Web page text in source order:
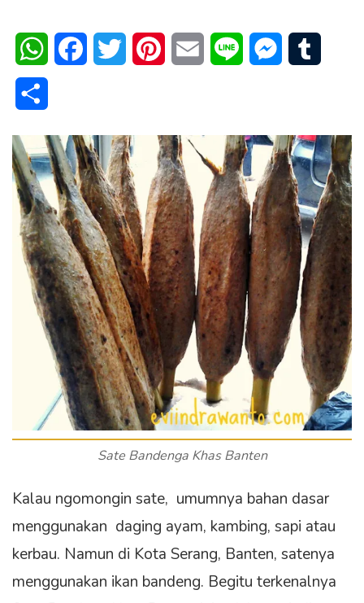
WhatsAppFacebookTwitter PinterestEmail Line Messenger
Sate Bandenga Khas Banten
Kalau ngomongin sate, umumnya bahan dasar
menggunakan daging ayam, kambing, sapi atau
kerbau. Namun di Kota Serang, Banten, satenya
menggunakan ikan bandeng. Begitu terkenalnya